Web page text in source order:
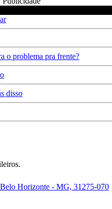
o problema pra frente?
disso
Horizonte - MG, 31275-070